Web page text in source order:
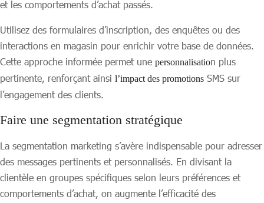
et les comportements d’achat passés.
Utilisez des formulaires d’inscription, des enquêtes ou des
interactions en magasin pour enrichir votre base de données.
Cette approche informée permet une personnalisation plus
pertinente, renforçant ainsi l’impact des promotions SMS sur
l’engagement des clients.
Faire une segmentation stratégique
La segmentation marketing s’avère indispensable pour adresser
des messages pertinents et personnalisés. En divisant la
clientèle en groupes spécifiques selon leurs préférences et
comportements d’achat, on augmente l’efficacité des